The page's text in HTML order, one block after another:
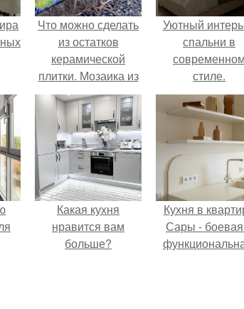
Что можно сделать
из остатков
керамической
плитки. Мозаика из
битой плитки: 25
идей, как
использовать
остатки кафельной
плитки.
Уютный
спальни в
стиле.
Какая кухня
нравится вам
больше?
Кухня в
Сары -